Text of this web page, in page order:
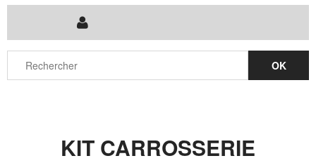
KIT CARROSSERIE